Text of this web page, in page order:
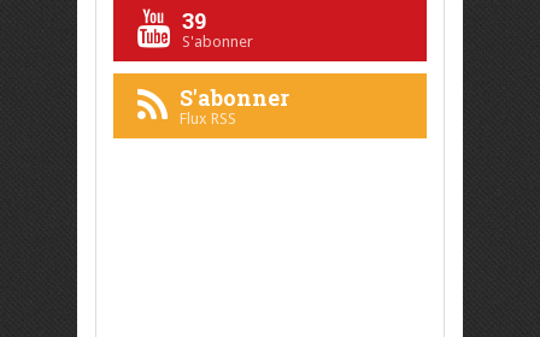
39
S'abonner
S'abonner
Flux RSS